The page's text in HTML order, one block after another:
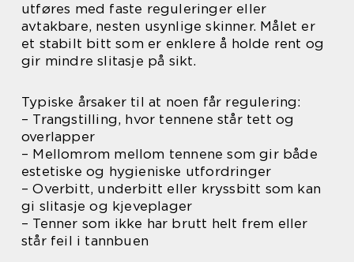
utføres med faste reguleringer eller
avtakbare, nesten usynlige skinner. Målet er
et stabilt bitt som er enklere å holde rent og
gir mindre slitasje på sikt.
Typiske årsaker til at noen får regulering:
– Trangstilling, hvor tennene står tett og
overlapper
– Mellomrom mellom tennene som gir både
estetiske og hygieniske utfordringer
– Overbitt, underbitt eller kryssbitt som kan
gi slitasje og kjeveplager
– Tenner som ikke har brutt helt frem eller
står feil i tannbuen